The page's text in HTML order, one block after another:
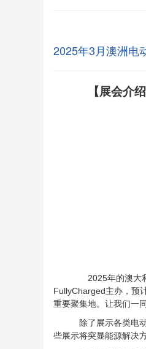
2025年3月澳洲电
【展会介绍
2025年的澳大
FullyCharged主办，预
重要聚集地。让我们一
除了展示各类电
些展示将突显能源解决